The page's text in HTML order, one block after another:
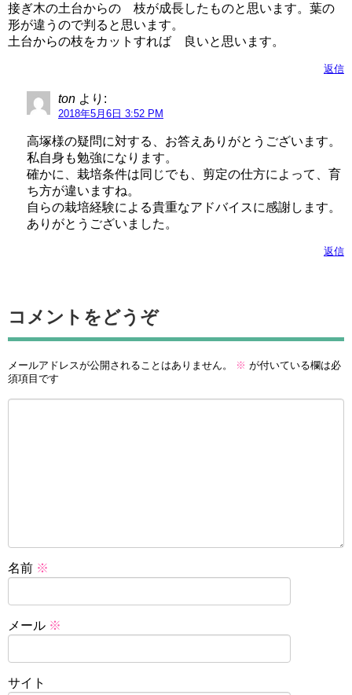
接ぎ木の土台からの 枝が成長したものと思います。葉の
形が違うので判ると思います。
土台からの枝をカットすれば 良いと思います。
返信
ton より:
2018年5月6日 3:52 PM
高塚様の疑問に対する、お答えありがとうございます。
私自身も勉強になります。
確かに、栽培条件は同じでも、剪定の仕方によって、育
ち方が違いますね。
自らの栽培経験による貴重なアドバイスに感謝します。
ありがとうございました。
返信
コメントをどうぞ
メールアドレスが公開されることはありません。 ※ が付いている欄は必
須項目です
名前 ※
メール ※
サイト